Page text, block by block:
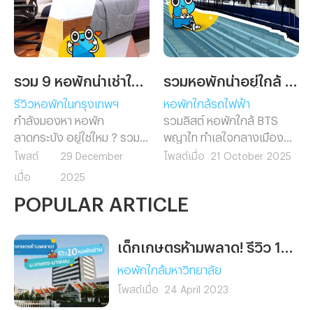
รีวิวหอพักในกรุงเทพฯ
กำลังมองหา หอพัก
ลาดกระบัง อยู่ใช่ไหม ? รวม 9
หอพักน่าเช่าใกล้แหล่งเรียน
และที่ทำงาน เดินทางสะดวก
สุวรรณภูมิ พร้อมสิ่งอำนวย
สำหรับคุณได้ที่นี่
โพสต์
เมื่อ
29 December
2025
หอพักใกล้รถไฟฟ้า
รวมลิสต์ หอพักใกล้ BTS
พญาไท ทำเลใจกลางเมือง
เดินทางสะดวก ใกล้ทั้ง
ทำงานและนักศึกษาที่อยากพัก
โพสต์เมื่อ 21 October 2025
POPULAR ARTICLE
หอพักใกล้มหาวิทยาลัย
โพสต์เมื่อ 24 April 2023